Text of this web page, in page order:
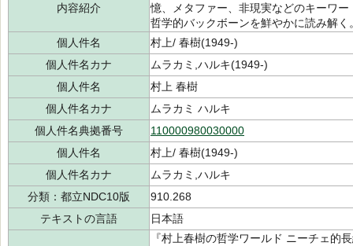
内容紹介
憶、メタファー、非現実などのキーワ
哲学的バックボーンを鮮やかに読み解く
個人件名
村上/ 春樹(1949-)
個人件名カナ
ムラカミ,ハルキ(1949-)
個人件名
村上 春樹
個人件名カナ
ムラカミ ハルキ
個人件名典拠番号
110000980030000
個人件名
村上/ 春樹(1949-)
個人件名カナ
ムラカミ,ハルキ
分類：都立NDC10版
910.268
テキストの言語
日本語
『村上春樹の哲学ワールド ニーチェ